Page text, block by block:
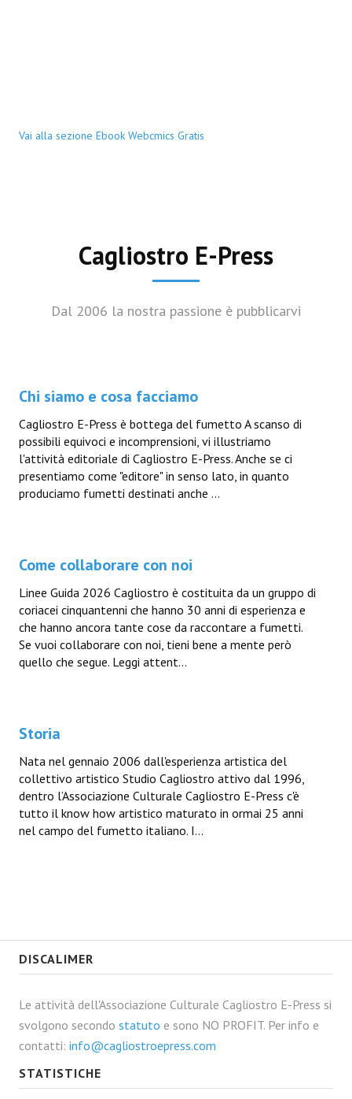
Vai alla sezione Ebook Webcmics Gratis
Cagliostro E-Press
Dal 2006 la nostra passione è pubblicarvi
Chi siamo e cosa facciamo
Cagliostro E-Press è bottega del fumetto A scanso di
possibili equivoci e incomprensioni, vi illustriamo
l'attività editoriale di Cagliostro E-Press. Anche se ci
presentiamo come "editore" in senso lato, in quanto
produciamo fumetti destinati anche ...
Come collaborare con noi
Linee Guida 2026 Cagliostro è costituita da un gruppo di
coriacei cinquantenni che hanno 30 anni di esperienza e
che hanno ancora tante cose da raccontare a fumetti.
Se vuoi collaborare con noi, tieni bene a mente però
quello che segue. Leggi attent...
Storia
Nata nel gennaio 2006 dall'esperienza artistica del
collettivo artistico Studio Cagliostro attivo dal 1996,
dentro l’Associazione Culturale Cagliostro E-Press c'è
tutto il know how artistico maturato in ormai 25 anni
nel campo del fumetto italiano. I...
DISCALIMER
Le attività dell'Associazione Culturale Cagliostro E-Press si
svolgono secondo statuto e sono NO PROFIT. Per info e
contatti: info@cagliostroepress.com
STATISTICHE